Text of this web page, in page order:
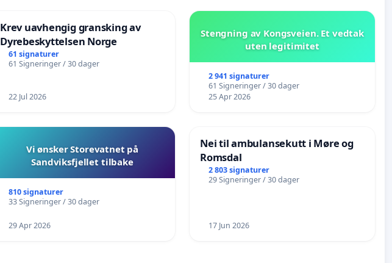
Krev uavhengig gransking av
Dyrebeskyttelsen Norge
61 signaturer
61 Signeringer / 30 dager
22 Jul 2026
Stengning av Kongsveien. Et vedtak
uten legitimitet
2 941 signaturer
61 Signeringer / 30 dager
25 Apr 2026
Vi ønsker Storevatnet på
Sandviksfjellet tilbake
810 signaturer
33 Signeringer / 30 dager
29 Apr 2026
Nei til ambulansekutt i Møre og
Romsdal
2 803 signaturer
29 Signeringer / 30 dager
17 Jun 2026